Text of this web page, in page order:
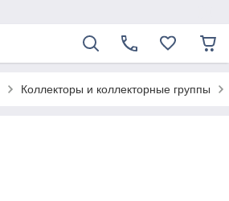
Коллекторы и коллекторные группы